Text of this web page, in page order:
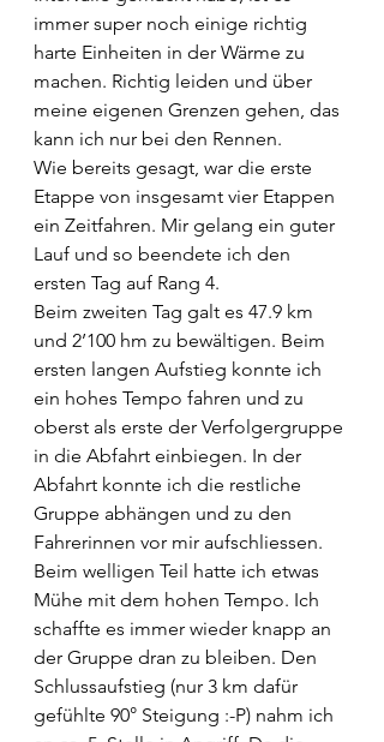
immer super noch einige richtig
harte Einheiten in der Wärme zu
machen. Richtig leiden und über
meine eigenen Grenzen gehen, das
kann ich nur bei den Rennen.
Wie bereits gesagt, war die erste
Etappe von insgesamt vier Etappen
ein Zeitfahren. Mir gelang ein guter
Lauf und so beendete ich den
ersten Tag auf Rang 4.
Beim zweiten Tag galt es 47.9 km
und 2’100 hm zu bewältigen. Beim
ersten langen Aufstieg konnte ich
ein hohes Tempo fahren und zu
oberst als erste der Verfolgergruppe
in die Abfahrt einbiegen. In der
Abfahrt konnte ich die restliche
Gruppe abhängen und zu den
Fahrerinnen vor mir aufschliessen.
Beim welligen Teil hatte ich etwas
Mühe mit dem hohen Tempo. Ich
schaffte es immer wieder knapp an
der Gruppe dran zu bleiben. Den
Schlussaufstieg (nur 3 km dafür
gefühlte 90° Steigung :-P) nahm ich